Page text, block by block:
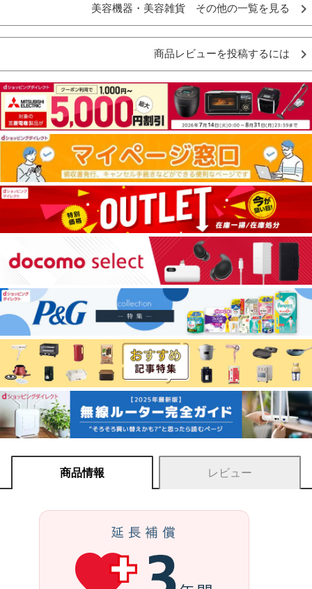
美容機器・美容雑貨 その他の一覧を見る
商品レビューを投稿するには
商品情報 レビュー